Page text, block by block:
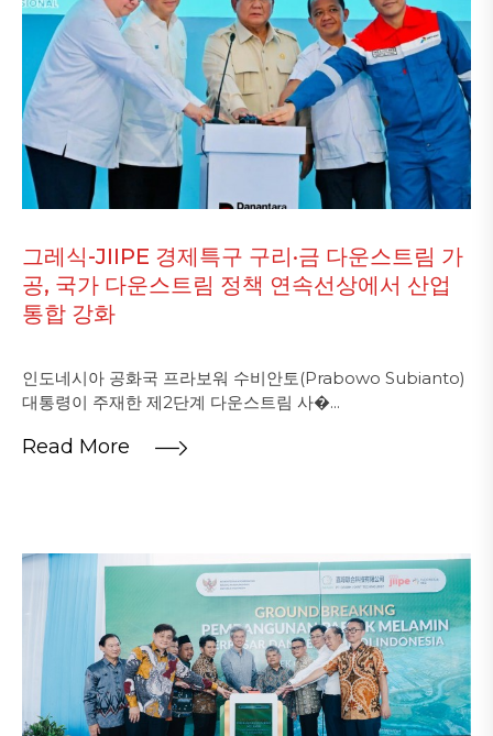
그레식-JIIPE 경제특구 구리·금 다운스트림 가
공, 국가 다운스트림 정책 연속선상에서 산업
통합 강화
인도네시아 공화국 프라보워 수비안토(Prabowo Subianto)
대통령이 주재한 제2단계 다운스트림 사�...
Read More